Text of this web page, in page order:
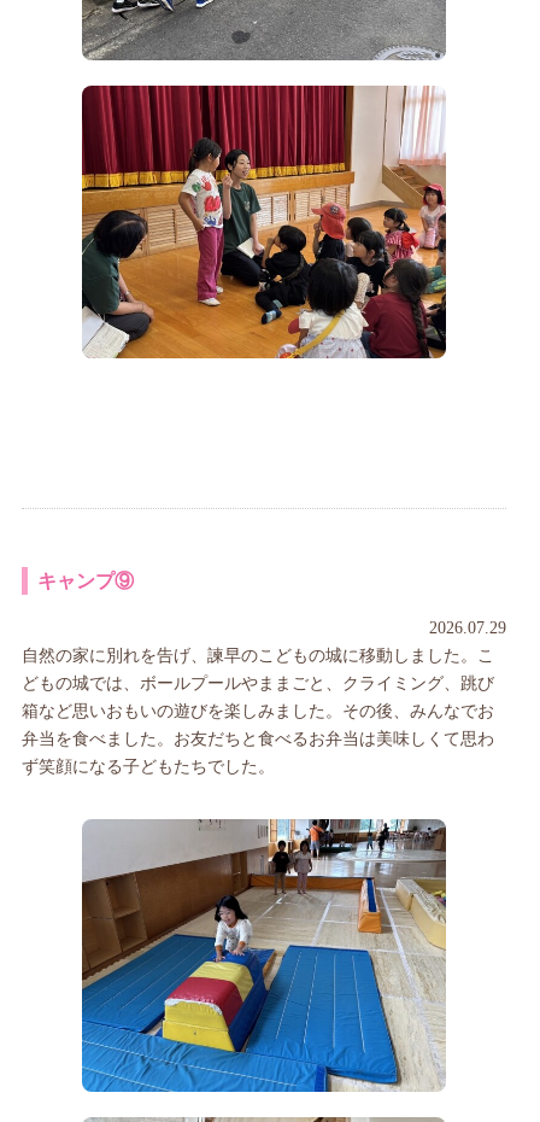
キャンプ⑨
2026.07.29
自然の家に別れを告げ、諫早のこどもの城に移動しました。こ
どもの城では、ボールプールやままごと、クライミング、跳び
箱など思いおもいの遊びを楽しみました。その後、みんなでお
弁当を食べました。お友だちと食べるお弁当は美味しくて思わ
ず笑顔になる子どもたちでした。